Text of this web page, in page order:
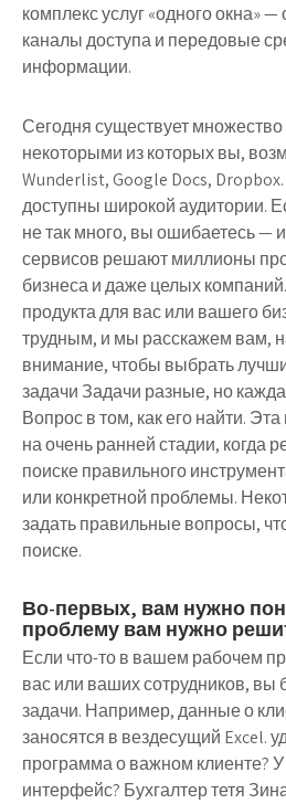
комплекс услуг «одного окна»
каналы доступа и передовые
информации.
Сегодня существует
некоторыми из которых вы,
Wunderlist, Google Docs,
доступны широкой аудитории.
не так много, вы ошибаетесь —
сервисов решают миллионы
бизнеса и даже целых
продукта для вас или вашего
трудным, и мы расскажем вам,
внимание, чтобы выбрать
задачи Задачи разные, но
Вопрос в том, как его найти.
на очень ранней стадии, когда
поиске правильного
или конкретной проблемы.
задать правильные вопросы,
поиске.
Во-первых, вам нужно
проблему вам нужно
Если что-то в вашем рабочем
вас или ваших сотрудников, вы
задачи. Например, данные о
заносятся в вездесущий Excel.
программа о важном клиенте?
интерфейс? Бухгалтер тетя